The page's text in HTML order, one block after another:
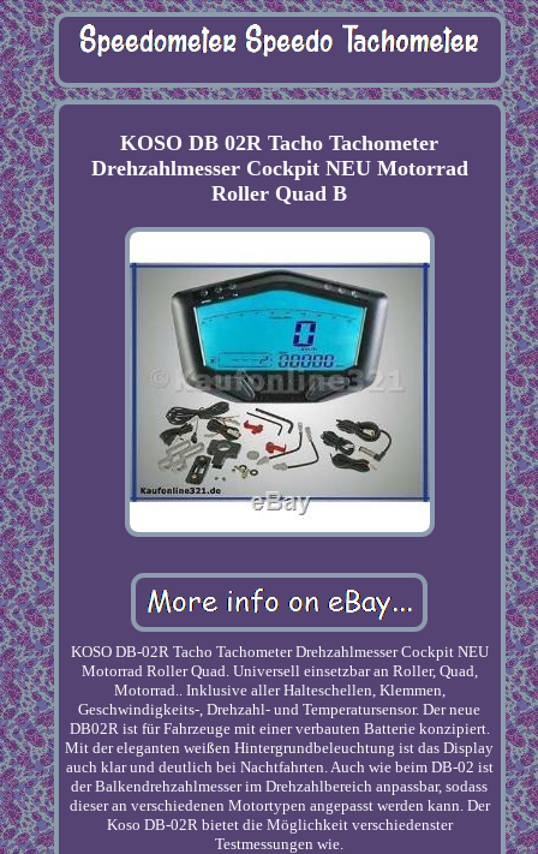
KOSO DB 02R Tacho Tachometer
Drehzahlmesser Cockpit NEU Motorrad
Roller Quad B
KOSO DB-02R Tacho Tachometer Drehzahlmesser Cockpit NEU
Motorrad Roller Quad. Universell einsetzbar an Roller, Quad,
Motorrad.. Inklusive aller Halteschellen, Klemmen,
Geschwindigkeits-, Drehzahl- und Temperatursensor. Der neue
DB02R ist für Fahrzeuge mit einer verbauten Batterie konzipiert.
Mit der eleganten weißen Hintergrundbeleuchtung ist das Display
auch klar und deutlich bei Nachtfahrten. Auch wie beim DB-02 ist
der Balkendrehzahlmesser im Drehzahlbereich anpassbar, sodass
dieser an verschiedenen Motortypen angepasst werden kann. Der
Koso DB-02R bietet die Möglichkeit verschiedenster
Testmessungen wie.